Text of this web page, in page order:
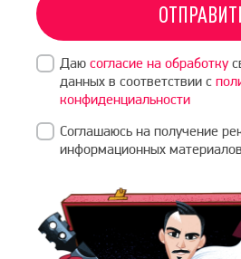
Даю согласие на обработку
данных в соответствии с
конфиденциальности
Соглашаюсь на получение
информационных материалов